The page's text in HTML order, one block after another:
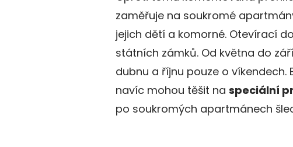
zaměřuje na soukromé
jejich dětí a komorné. Otevírací
státních zámků. Od května do
dubnu a říjnu pouze o
navíc mohou těšit na speciální
po soukromých apartmánech